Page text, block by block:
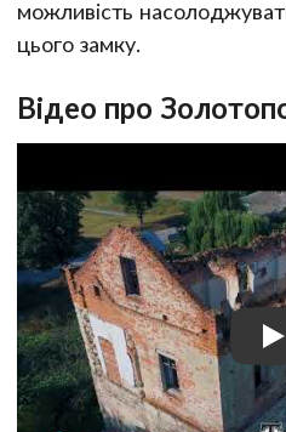
можливість
цього замку.
Відео про